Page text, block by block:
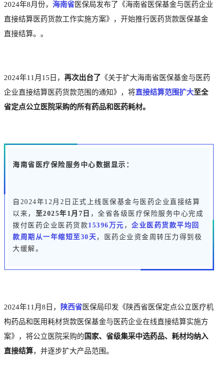
2024年8月份， 海南省医保局发布了《海南省医保基金与医药企业
直接结算医药货款工作实施方案》，开始推行医药货款医保基金
直接结算。。
2024年11月15日， 再次出台了 《关于扩大海南省医保基金与医药
企业直接结算医药货款范围的通知》
，将直接结算范围扩大至全
省定点公立医院采购的所有药品和医药耗材。
海南省医疗保险服务中心数据显示：
自2024年12月2日正式上线医保基金与医药企业直接结算
以来， 至2025年1月7日 ，全省各级医疗保险服务中心完成
拨付医药企业医药货款15396万元 ， 企业医药货款平均回
款周期从一年缩短至30天 ，医药企业资金周转压力得到极
大缓解。
2024年11月8日， 陕西省医保局印发《陕西省医保定点公立医疗机
构药品和医用耗材货款医保基金与医药企业在线直接结算实施方
案》，将公立医院采购的 国家、省级集采中选药品、耗材均纳入
直接结算，并逐步扩大产品范围。